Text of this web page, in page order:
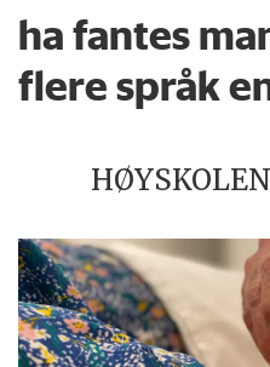
ha fantes
flere språk